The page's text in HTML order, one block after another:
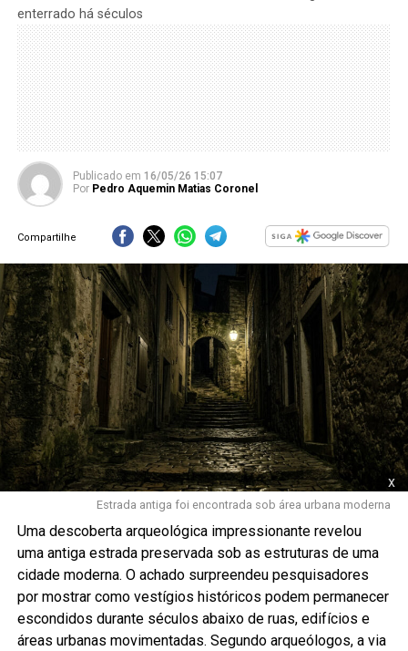
enterrado há séculos
Publicado em 16/05/26 15:07
Por Pedro Aquemin Matias Coronel
Compartilhe
x
Estrada antiga foi encontrada sob área urbana moderna
Uma descoberta arqueológica impressionante revelou
uma antiga estrada preservada sob as estruturas de uma
cidade moderna. O achado surpreendeu pesquisadores
por mostrar como vestígios históricos podem permanecer
escondidos durante séculos abaixo de ruas, edifícios e
áreas urbanas movimentadas. Segundo arqueólogos, a via